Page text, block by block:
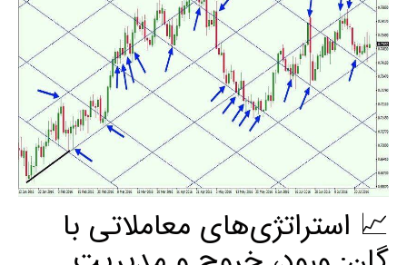
📈 استراتژی‌های معاملاتی با